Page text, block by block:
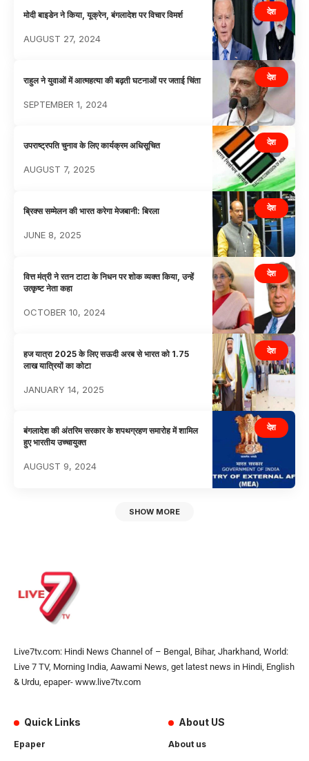
देश
मोदी बाइडेन ने किया, यूक्रेन, बंगलादेश पर विचार विमर्श
AUGUST 27, 2024
देश
राहुल ने युवाओं में आत्महत्या की बढ़ती घटनाओं पर जताई चिंता
SEPTEMBER 1, 2024
देश
उपराष्ट्रपति चुनाव के लिए कार्यक्रम अधिसूचित
AUGUST 7, 2025
देश
ब्रिक्स सम्मेलन की भारत करेगा मेजबानी: बिरला
JUNE 8, 2025
देश
वित्त मंत्री ने रतन टाटा के निधन पर शोक व्यक्त किया, उन्हें
उत्कृष्ट नेता कहा
OCTOBER 10, 2024
देश
हज यात्रा 2025 के लिए सऊदी अरब से भारत को 1.75
लाख यात्रियों का कोटा
JANUARY 14, 2025
देश
बंगलादेश की अंतरिम सरकार के शपथग्रहण समारोह में शामिल
हुए भारतीय उच्चायुक्त
AUGUST 9, 2024
SHOW MORE
Live7tv.com: Hindi News Channel of – Bengal, Bihar, Jharkhand, World:
Live 7 TV, Morning India, Aawami News, get latest news in Hindi, English
& Urdu, epaper- www.live7tv.com
Quick Links
Epaper
About US
About us